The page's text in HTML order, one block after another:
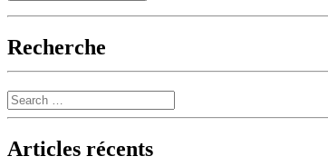
Recherche
Search
Articles récents